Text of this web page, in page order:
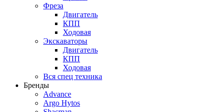
Фреза
Двигатель
КПП
Ходовая
Экскаваторы
Двигатель
КПП
Ходовая
Вся спец техника
Бренды
Advance
Argo Hytos